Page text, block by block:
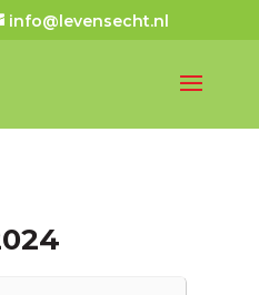
info@levensecht.nl